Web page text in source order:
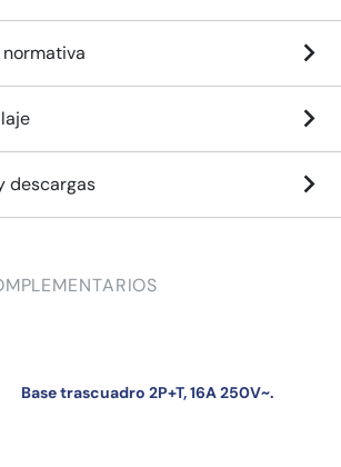
descargas
Base trascuadro 2P+T, 16A 250V~.